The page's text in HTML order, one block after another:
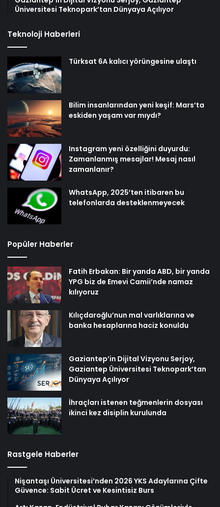
Üniversitesi Teknopark’tan Dünyaya Açılıyor
Teknoloji Haberleri
Türksat 6A kalıcı yörüngesine ulaştı
Bilim insanlarından yeni keşif: Mars’ta
eskiden yaşam var mıydı?
Instagram yeni özelliğini duyurdu:
Zamanlanmış mesajlar! Mesaj nasıl
zamanlanır?
WhatsApp, 2025’ten itibaren bu
telefonlarda desteklenmeyecek
Popüler Haberler
Fatih Erbakan: Bir yanda ABD, bir yanda
YPG biz de Emevi Camii’nde namaz
kılıyoruz
Kılıçdaroğlu’nun mal varlıklarına ve
banka hesaplarına haciz konuldu
Gaziantep’in Dijital Vizyonu Serjoy,
Gaziantep Üniversitesi Teknopark’tan
Dünyaya Açılıyor
İhraçları istenen teğmenlerin dosyası
ikinci kez disiplin kurulunda
Rastgele Haberler
Nişantaşı Üniversitesi’nden 2026 YKS Adaylarına Çifte
Güvence: Sabit Ücret ve Kesintisiz Burs